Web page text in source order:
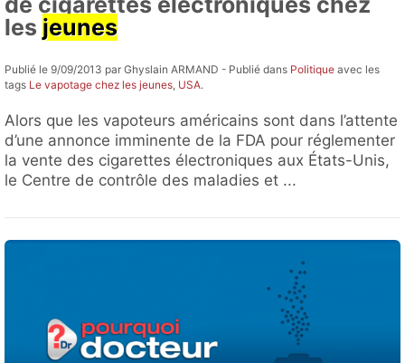
les jeunes
Publié le 9/09/2013 par Ghyslain ARMAND - Publié dans Politique avec les
tags Le vapotage chez les jeunes USA.
Alors que les vapoteurs américains sont dans l’attente
d’une annonce imminente de la FDA pour réglementer
la vente des cigarettes électroniques aux États-Unis,
le Centre de contrôle des maladies et ...